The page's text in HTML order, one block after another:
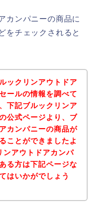
カンパニーの商品に
をチェックされると
ックリンアウトドア
ールの情報を調べて
下記ブルックリンア
公式ページより、ブ
カンパニーの商品が
ことができましたよ
ンアウトドアカンパ
る方は下記ページな
はいかがでしょう